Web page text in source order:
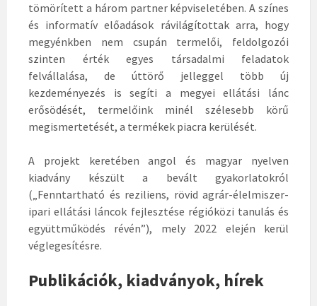
tömörített a három partner képviseletében. A színes
és informatív előadások rávilágítottak arra, hogy
megyénkben nem csupán termelői, feldolgozói
szinten érték egyes társadalmi feladatok
felvállalása, de úttörő jelleggel több új
kezdeményezés is segíti a megyei ellátási lánc
erősödését, termelőink minél szélesebb körű
megismertetését, a termékek piacra kerülését.
A projekt keretében angol és magyar nyelven
kiadvány készült a bevált gyakorlatokról
(„Fenntartható és reziliens, rövid agrár-élelmiszer-
ipari ellátási láncok fejlesztése régióközi tanulás és
együttműködés révén”), mely 2022 elején kerül
véglegesítésre.
Publikációk, kiadványok, hírek